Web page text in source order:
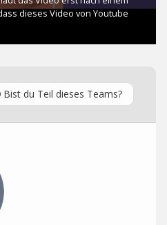
Bist du Teil dieses Teams?